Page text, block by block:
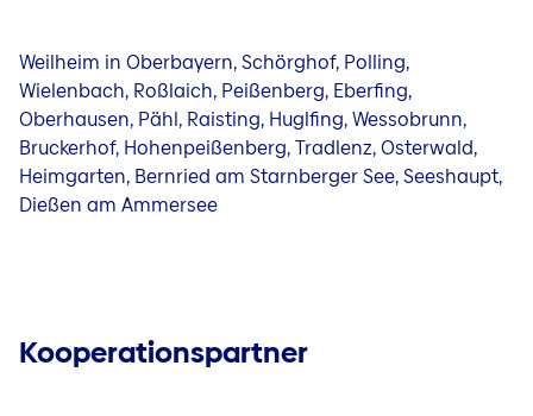
Weilheim in Oberbayern, Schörghof, Polling,
Wielenbach, Roßlaich, Peißenberg, Eberfing,
Oberhausen, Pähl, Raisting, Huglfing, Wessobrunn,
Bruckerhof, Hohenpeißenberg, Tradlenz, Osterwald,
Heimgarten, Bernried am Starnberger See, Seeshaupt,
Dießen am Ammersee
Kooperationspartner